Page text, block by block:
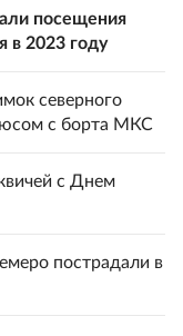
посещения
в 2023 году
северного
с борта МКС
с Днем
пострадали в